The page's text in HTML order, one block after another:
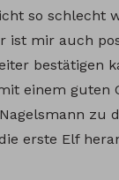
so schlecht
ist mir auch
bestätigen
einem guten
zu
erste Elf